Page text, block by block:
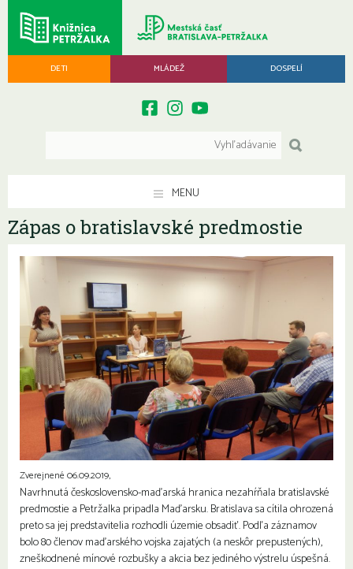
DETI MLÁDEŽ DOSPELÍ
MENU
Zápas o bratislavské predmostie
Zverejnené 06.09.2019,
Navrhnutá československo-maďarská hranica nezahŕňala bratislavské
predmostie a Petržalka pripadla Maďarsku. Bratislava sa cítila ohrozená
preto sa jej predstavitelia rozhodli územie obsadiť. Podľa záznamov
bolo 80 členov maďarského vojska zajatých (a neskôr prepustených),
zneškodnené mínové rozbušky a akcia bez jediného výstrelu úspešná.